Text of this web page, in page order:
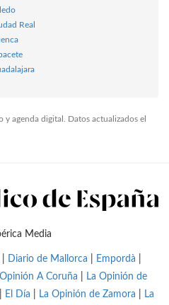
Real
agenda digital. Datos actualizados el
Media
Diario de Mallorca Empordà
A Coruña
La Opinión de
El Día La Opinión de Zamora La